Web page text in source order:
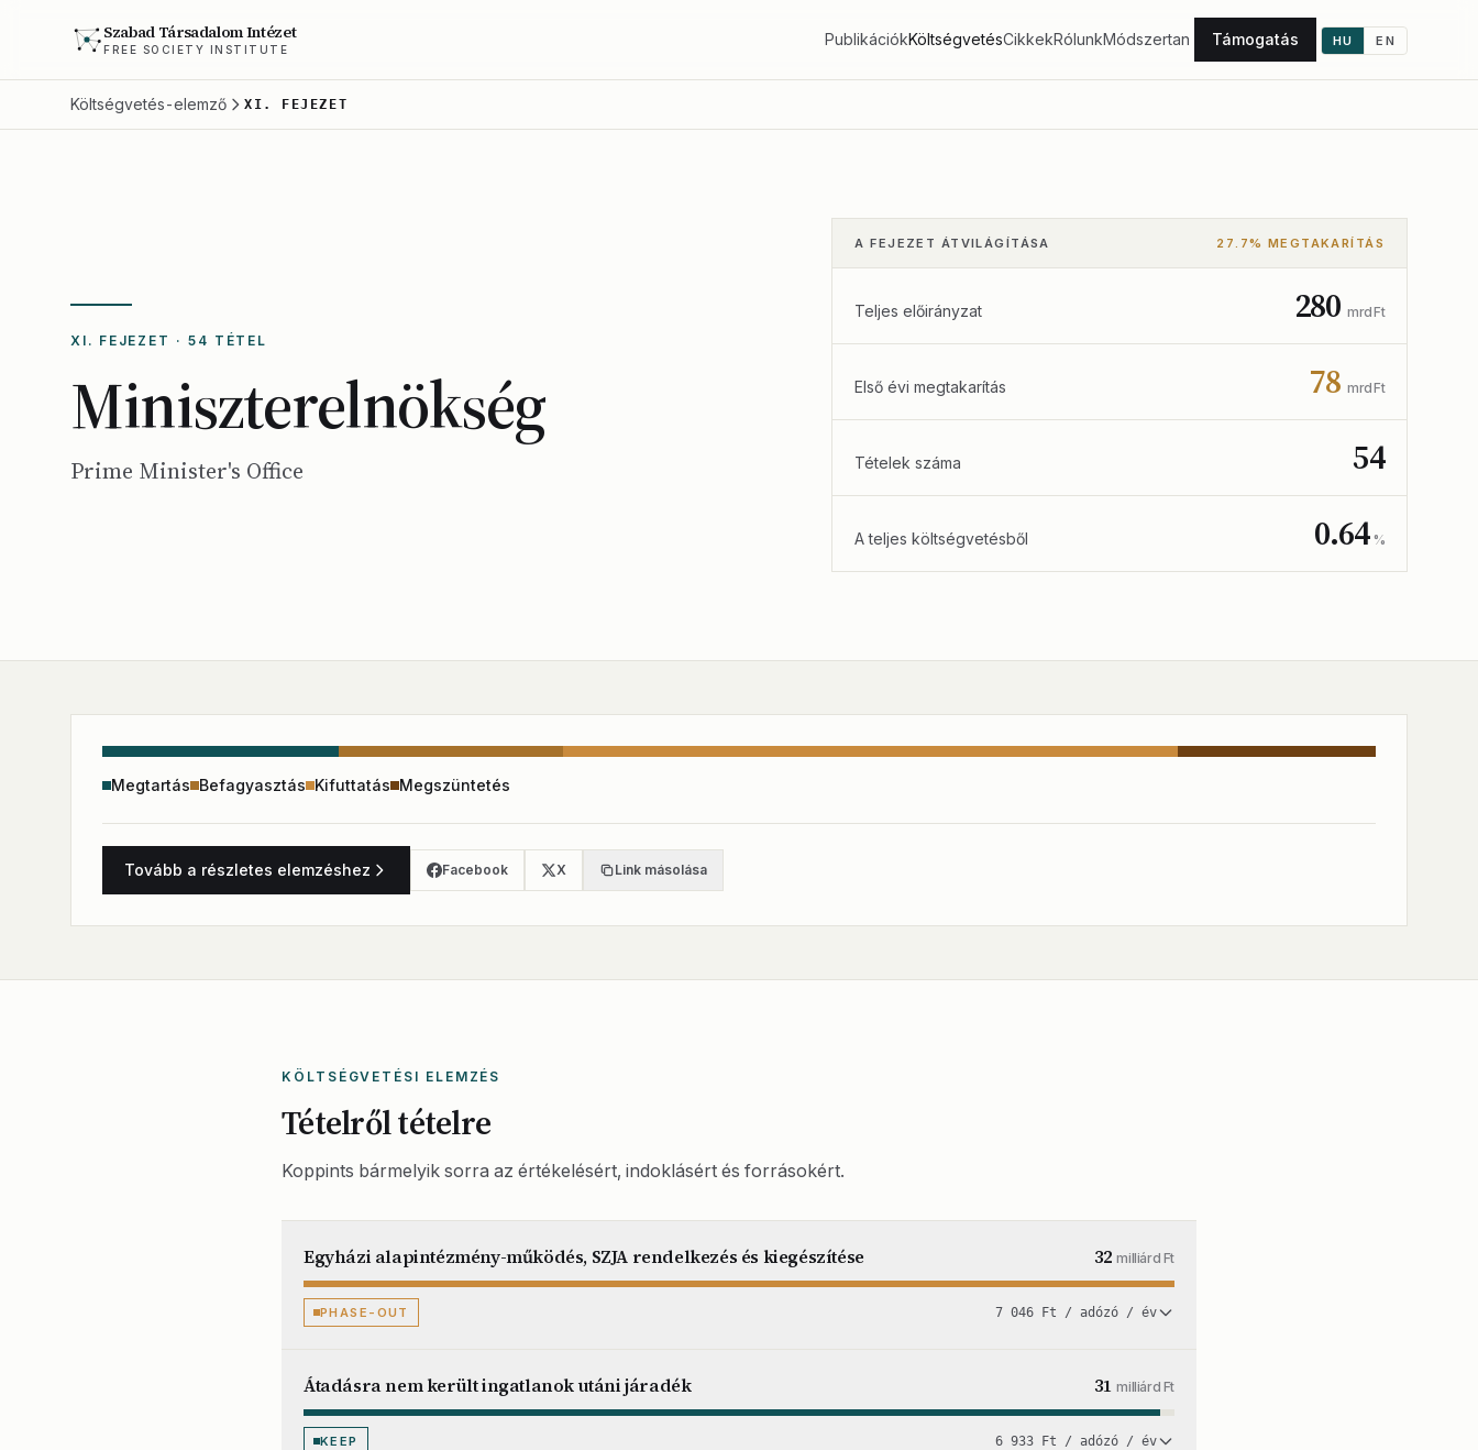
Szabad Társadalom Intézet
FREE SOCIETY INSTITUTE
PublikációkKöltségvetésCikkekRólunkMódszertan Támogatás HU EN
Költségvetés-elemző XI. FEJEZET
XI. FEJEZET · 54 TÉTEL
Miniszterelnökség
Prime Minister's Office
A FEJEZET ÁTVILÁGÍTÁSA 27.7% MEGTAKARÍTÁS
Teljes előirányzat 280 mrd Ft
Első évi megtakarítás 78 mrd Ft
Tételek száma 54
A teljes költségvetésből 0.64 %
Megtartás Befagyasztás Kifuttatás Megszüntetés
Tovább a részletes elemzéshez Facebook X Link másolása
KÖLTSÉGVETÉSI ELEMZÉS
Tételről tételre
Koppints bármelyik sorra az értékelésért, indoklásért és forrásokért.
Egyházi alapintézmény-működés, SZJA rendelkezés és kiegészítése 32milliárd Ft
PHASE-OUT 7 046 Ft / adózó / év
Átadásra nem került ingatlanok utáni járadék 31milliárd Ft
KEEP 6 933 Ft / adózó / év